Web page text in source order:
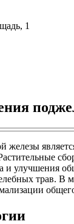
1
железы
и улучшения
трав. В